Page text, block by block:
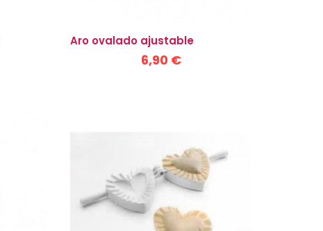
Aro ovalado ajustable
6,90 €